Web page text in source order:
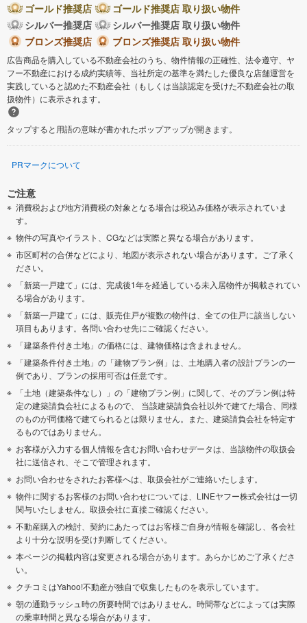
ゴールド推奨店
ゴールド推奨店 取り扱い物件
シルバー推奨店
シルバー推奨店 取り扱い物件
ブロンズ推奨店
ブロンズ推奨店 取り扱い物件
広告商品を購入している不動産会社のうち、物件情報の正確性、法令遵守、ヤ
フー不動産における成約実績等、当社所定の基準を満たした優良な店舗運営を
実践していると認めた不動産会社（もしくは当該認定を受けた不動産会社の取
扱物件）に表示されます。
タップすると用語の意味が書かれたポップアップが開きます。
PRマークについて
ご注意
消費税および地方消費税の対象となる場合は税込み価格が表示されていま
す。
物件の写真やイラスト、CGなどは実際と異なる場合があります。
市区町村の合併などにより、地図が表示されない場合があります。ご了承く
ださい。
「新築一戸建て」には、完成後1年を経過している未入居物件が掲載されてい
る場合があります。
「新築一戸建て」には、販売住戸が複数の物件は、全ての住戸に該当しない
項目もあります。各問い合わせ先にご確認ください。
「建築条件付き土地」の価格には、建物価格は含まれません。
「建築条件付き土地」の「建物プラン例」は、土地購入者の設計プランの一
例であり、プランの採用可否は任意です。
「土地（建築条件なし）」の「建物プラン例」に関して、そのプラン例は特
定の建築請負会社によるもので、 当該建築請負会社以外で建てた場合、同様
のものが同価格で建てられるとは限りません。また、建築請負会社を特定す
るものではありません。
お客様が入力する個人情報を含むお問い合わせデータは、当該物件の取扱会
社に送信され、そこで管理されます。
お問い合わせをされたお客様へは、取扱会社がご連絡いたします。
物件に関するお客様のお問い合わせについては、LINEヤフー株式会社は一切
関与いたしません。取扱会社に直接ご確認ください。
不動産購入の検討、契約にあたってはお客様ご自身が情報を確認し、各会社
より十分な説明を受け判断してください。
本ページの掲載内容は変更される場合があります。あらかじめご了承くださ
い。
クチコミはYahoo!不動産が独自で収集したものを表示しています。
朝の通勤ラッシュ時の所要時間ではありません。時間帯などによっては実際
の乗車時間と異なる場合があります。